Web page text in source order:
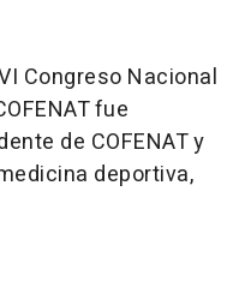
Congreso Nacional
fue
de COFENAT y
deportiva,